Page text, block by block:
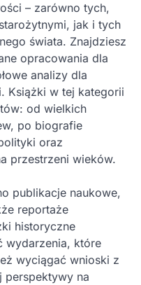
– zarówno tych,
jak i tych
świata. Znajdziesz
opracowania dla
analizy dla
Książki w tej kategorii
od wielkich
po biografie
oraz
przestrzeni wieków.
publikacje naukowe,
reportaże
historyczne
wydarzenia, które
wyciągać wnioski z
perspektywy na